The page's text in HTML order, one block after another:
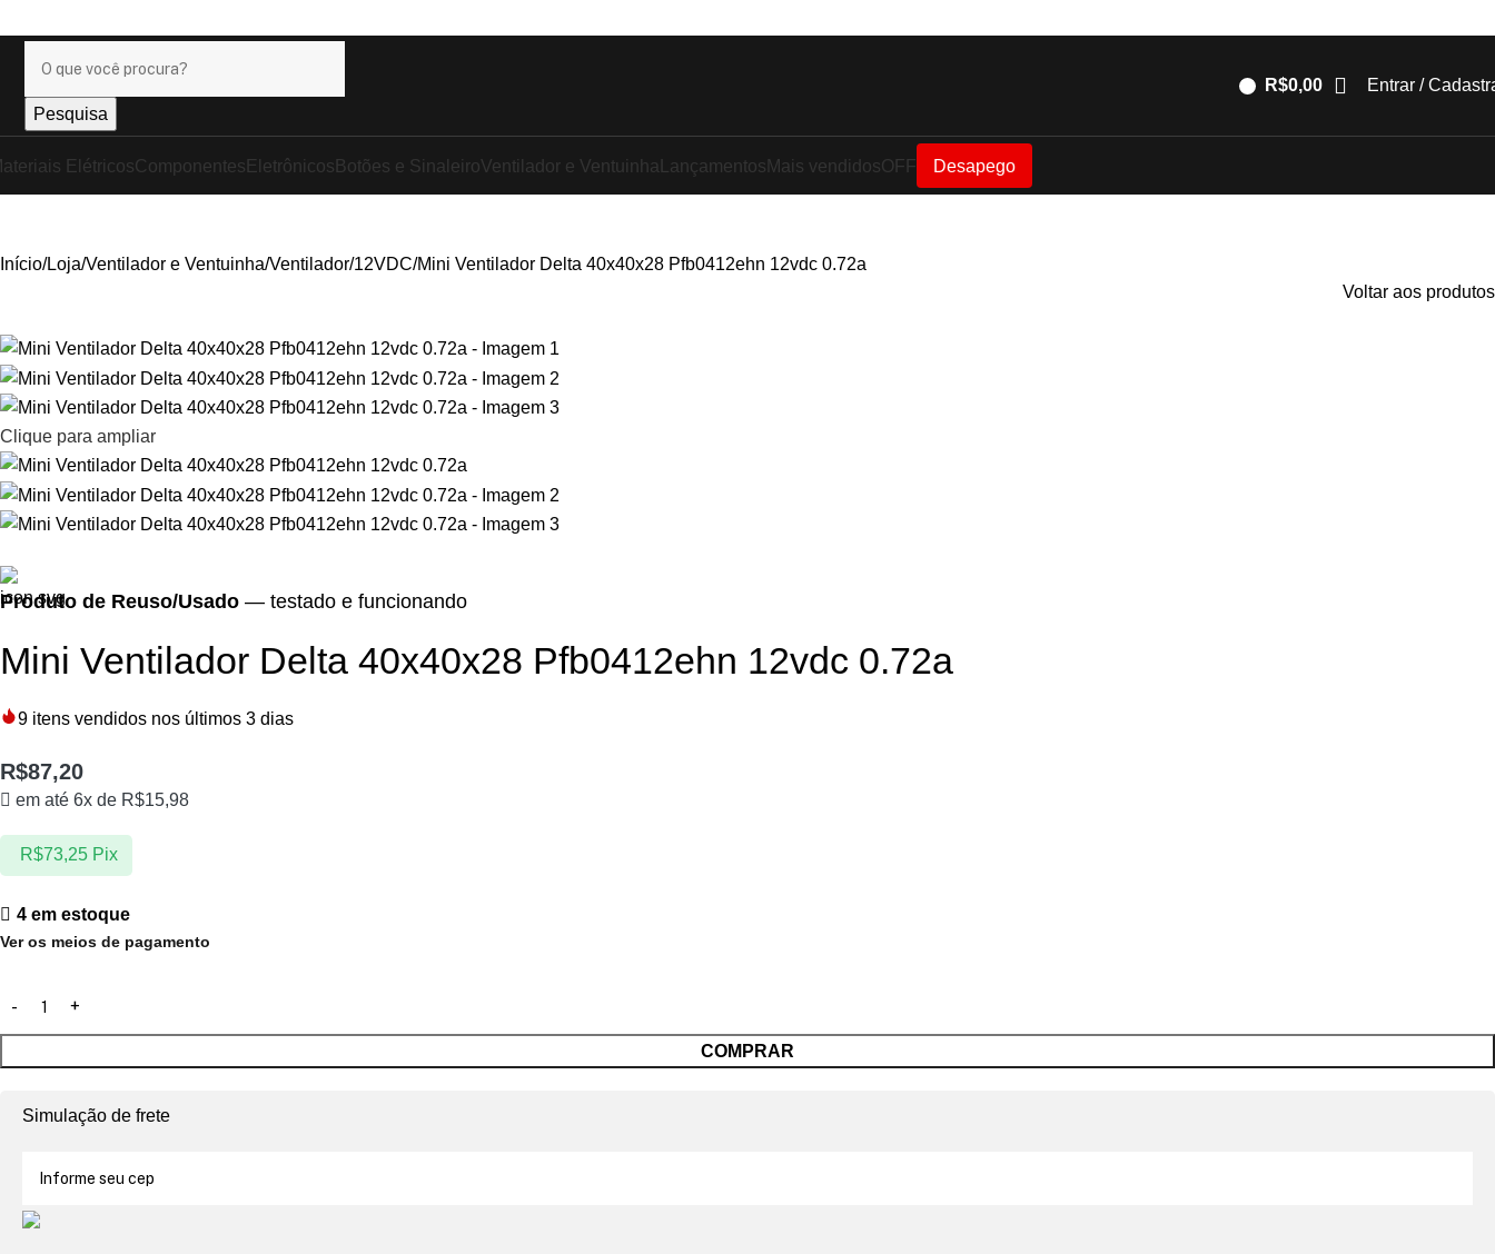
Pesquisa
R$0,00 Entrar /
ElétricosComponentes Eletrônicos Botões e SinaleiroVentilador e Ventuinha Lançamentos Mais vendidosOFF Desapego
Início Loja Ventilador e Ventuinha Ventilador 12VDC Mini Ventilador Delta 40x40x28 Pfb0412ehn 12vdc 0.72a
Voltar aos produtos
Clique para ampliar
Produto de Reuso/Usado — testado e funcionando
Mini Ventilador Delta 40x40x28 Pfb0412ehn 12vdc 0.72a
9 itens vendidos nos últimos 3 dias
R$87,20
em até 6x de R$15,98
R$73,25 Pix
4 em estoque
Ver os meios de pagamento
COMPRAR
Simulação de frete